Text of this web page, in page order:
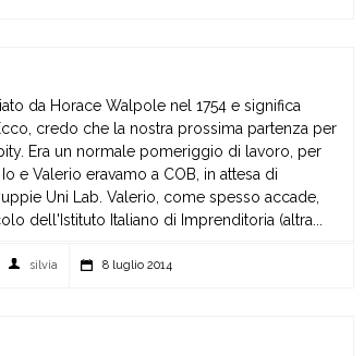
da Horace Walpole nel 1754 e significa
credo che la nostra prossima partenza per
Era un normale pomeriggio di lavoro, per
e Valerio eravamo a COB, in attesa di
Uni Lab. Valerio, come spesso accade,
dell'Istituto Italiano di Imprenditoria (altra...
silvia 8 luglio 2014